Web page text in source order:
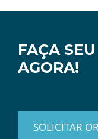
FAÇA
AGORA!
SOLICITAR